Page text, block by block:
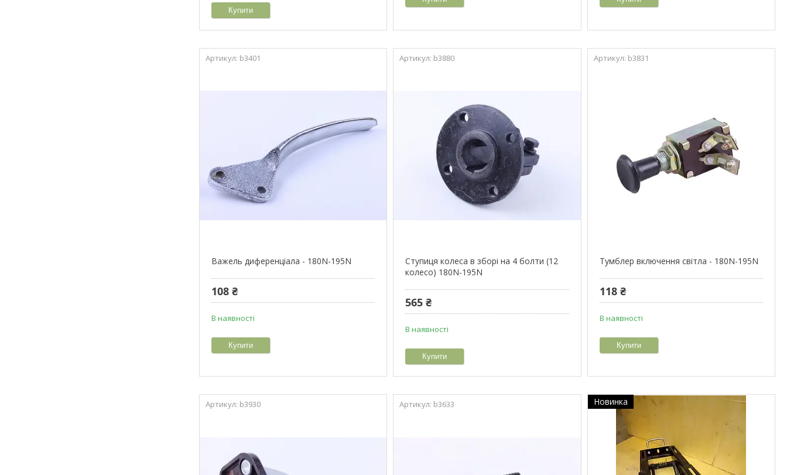
Купити
b3401
Важель диференціала - 180N-195N
108 ₴
В наявності
Купити
b3880
Ступиця колеса в зборі на 4 болти (12
колесо) 180N-195N
565 ₴
В наявності
Купити
b3831
Тумблер включення світла - 180N-195N
118 ₴
В наявності
Купити
b3930 b3633 Новинка